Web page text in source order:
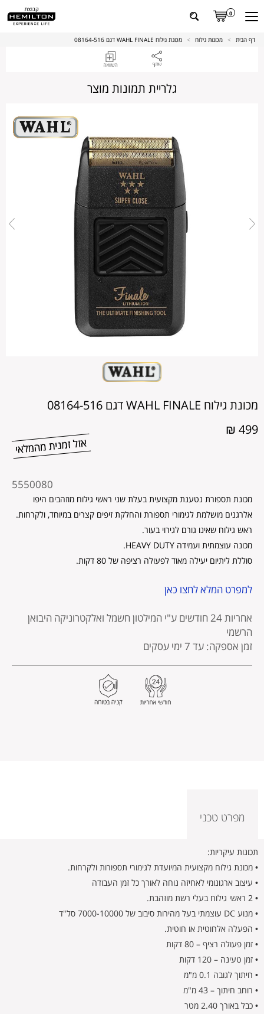
0
דף הבית > מכונות גילוח > מכונת גילוח WAHL FINALE דגם 08164-516
מכונת גילוח WAHL FINALE דגם 08164-516
499 ₪
5550080
מוצר
מכונת תספורת נטענת מקצועית בעלת שני ראשי גילוח מוזהבים היפו
אלרגנים מושלמת לגימורי תספורת והחלקת זיפים קצרים במיוחד, ולקרחות.
ראש גילוח שאינו גורם לגירוי בעור.
מכונה עוצמתית ועמידה HEAVY DUTY.
סוללת ליתיום יעילה מאוד לפעולה רציפה של 80 דקות.
למפרט המלא לחצו כאן
אחריות 24 חודשים
ע"י המילטון חשמל ואלקטרוניקה היבואן
הרשמי
זמן אספקה: עד 7 ימי עסקים
גלריית תמונות מוצר
מפרט טכני
תכונות עיקריות:
• מכונת גילוח מקצועית המיועדת לגימורי תספורות ולקרחות.
• עיצוב ארגונומי לאחיזה נוחה לאורך כל זמן העבודה
• 2 ראשי גילוח בעלי רשת מוזהבת.
• מנוע DC עוצמתי בעל מהירות סיבוב של 7000-10000 סל"ד
• הפעלה אלחוטית או חוטית.
• זמן פעולה רציף – 80 דקות
• זמן טעינה – 120 דקות
• חיתוך לגובה 0.1 מ"מ
• רוחב חיתוך – 43 מ"מ
• כבל באורך 2.40 מטר